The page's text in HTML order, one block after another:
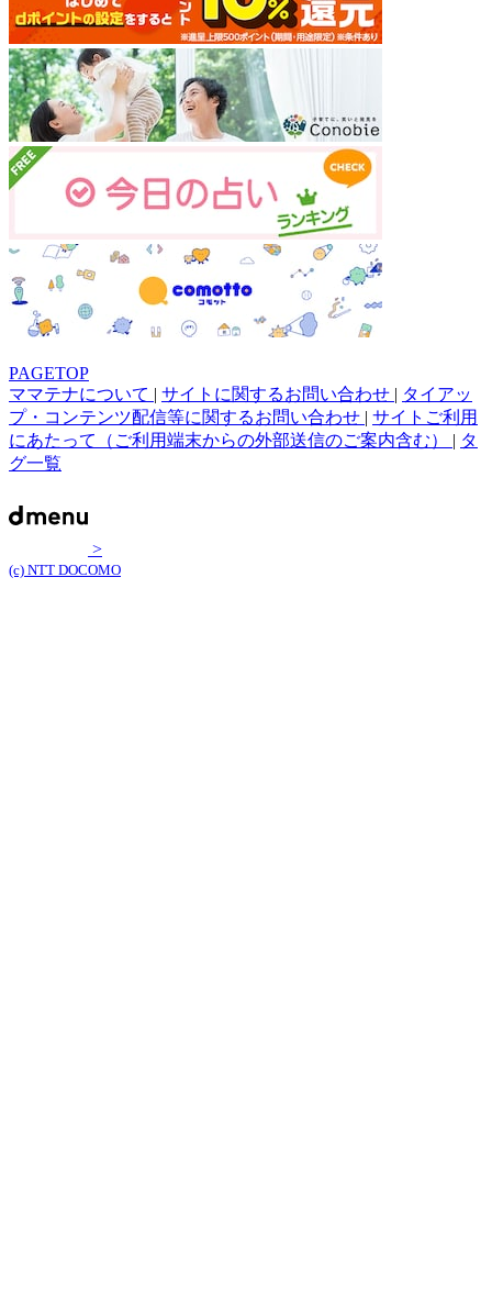
PAGETOP
ママテナについて | サイトに関するお問い合わせ | タイアッ
プ・コンテンツ配信等に関するお問い合わせ | サイトご利用
にあたって（ご利用端末からの外部送信のご案内含む） | タ
グ一覧
>
(c) NTT DOCOMO